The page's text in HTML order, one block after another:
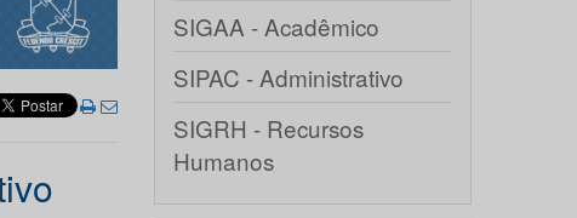
SIGAA - Acadêmico
SIPAC - Administrativo
SIGRH - Recursos
Humanos